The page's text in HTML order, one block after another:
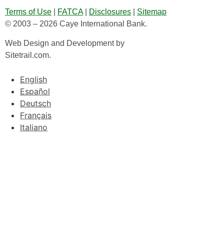
Terms of Use FATCA| Disclosures
Sitemap
© 2003 – 2026 Caye International Bank.
Web Design and Development by
Sitetrail.com.
English
Español
Deutsch
Français
Italiano